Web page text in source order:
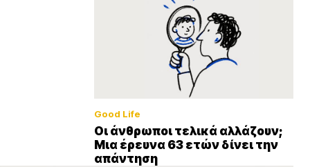
Good Life
Οι άνθρωποι τελικά αλλάζουν;
Μια έρευνα 63 ετών δίνει την
απάντηση